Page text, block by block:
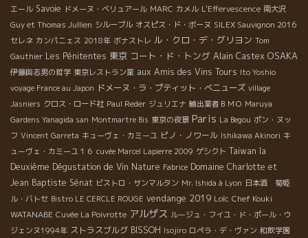
エール Savoie ドメーヌ・ベリュアール MARC カメル L'Effervescence 南大沢
Guy et Thomas Jullien シルーブル オスピス・ド・ボーヌ SILEX Sauvignon 2016
セレネ カンパニェス 2018年 ボナストレ ル・クロ・デ・グリヨン Tom
Gauthier Les Pénitentes 東京 コート・ド・トング Alain Castex OSAKA
伊藤與志男の哲学 東京レストラン業 aux Amis des Vins Tours Ito Yoshio
voyage France au Japon ドメーヌ・ラ・プティット・べニューズ village
Jasniers クロス・ロード社 Paul Reder ジュリエナ 輸出業者ＢＭＯ Maruya
Gardens Yanagida san Montmartre Bis 東京の夜景 Paris La Begou ポン・ヌッ
フ Vincent Garreta キューヴェ・カミーユ ピノ・ノワール Ishikawa Akinori キ
ューヴェ・カミーユ１６ cuvée Marcel Lapierre 2009 ゲシクト Taiwan la
Deuxième Dégustation de Vin Nature Fabrice Domaine Charlotte et
Jean Baptiste Sénat ビストロ・サンマルタン Mr. Ishida à Lyon 日本酒 菊姫
ル・バトセ Bistro LE CERCLE ROUGE vendange 2019 Loïc Chef Kouki
WATANABE Cuvée La Poivrotte アルザス ルージュ・フイユ・ド・ポール・ウ
ジェンヌ1994年 ストラスブルグ BISSOH Isojiro ロペラ・デ・ヴァン 和飲学園